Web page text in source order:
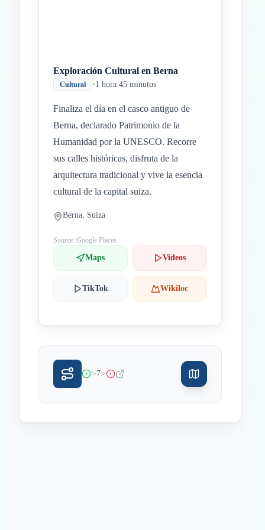
Exploración Cultural en Berna
Cultural •1 hora 45 minutos
Finaliza el día en el casco antiguo de
Berna, declarado Patrimonio de la
Humanidad por la UNESCO. Recorre
sus calles históricas, disfruta de la
arquitectura tradicional y vive la esencia
cultural de la capital suiza.
Berna, Suiza
Source: Google Places
Maps Videos
TikTok Wikiloc
>7>